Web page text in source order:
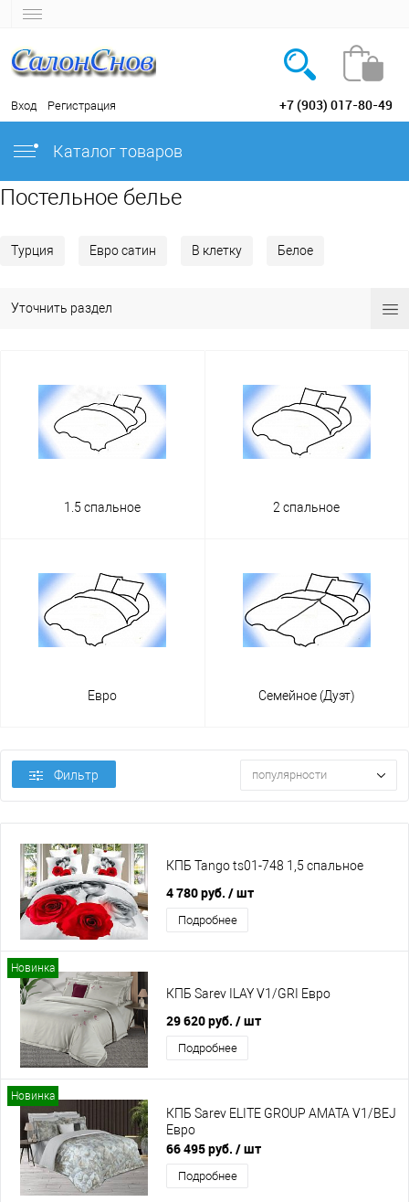
Вход Регистрация +7 (903) 017-80-49
Каталог товаров
Постельное белье
Турция Евро сатин В клетку Белое
Уточнить раздел
1.5 спальное 2 спальное
Евро Семейное (Дуэт)
Фильтр популярности
КПБ Tango ts01-748 1,5 спальное
4 780 руб. / шт
Подробнее
Новинка
КПБ Sarev ILAY V1/GRI Евро
29 620 руб. / шт
Подробнее
Новинка
КПБ Sarev ELITE GROUP AMATA V1/BEJ
Евро
66 495 руб. / шт
Подробнее